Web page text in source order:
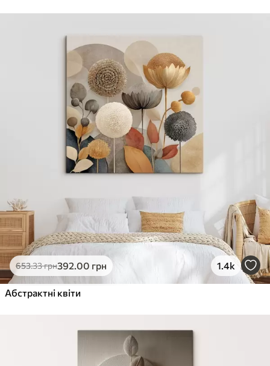
Від290.00грн
Яскраві, насичені кольори
Стійкість до вицвітання
Безпечне чорнило без запаху
Поверхня з текстурою полотна
Екологічний матеріал
грн
Яскраві, насичені кольори
Стійкість до вицвітання
✓ Поверхня з текстурою полотна
✗ Екологічний матеріал
Еко-Преміум
.00грн
✓Яскраві, насичені кольори
Поверхня з текстурою полотна
653.33грн392.00 грн 1.4k
Абстрактні квіти